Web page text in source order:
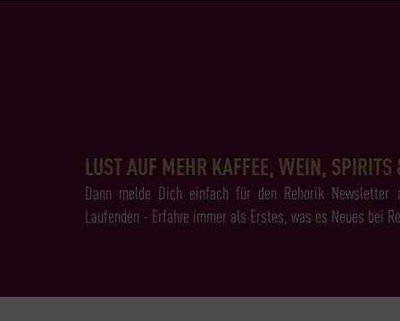
LUST AUF MEHR KAFFEE, WEIN, SPIRITS
Dann melde Dich einfach für den Rehorik
Laufenden - Erfahre immer als Erstes, was es Neues bei